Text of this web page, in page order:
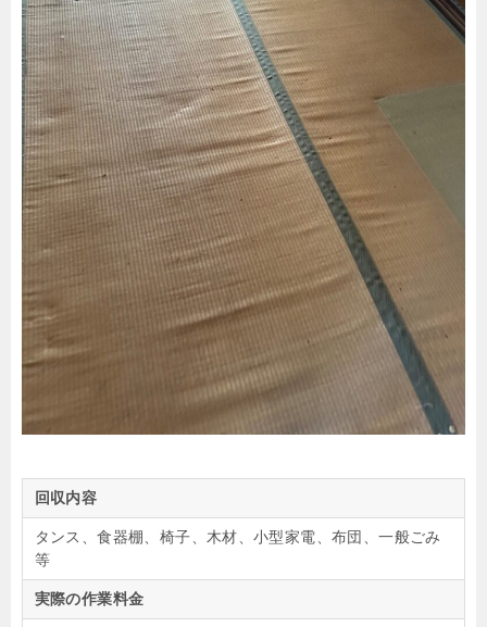
回収内容
タンス、食器棚、椅子、木材、小型家電、布団、一般ごみ
等
実際の作業料金